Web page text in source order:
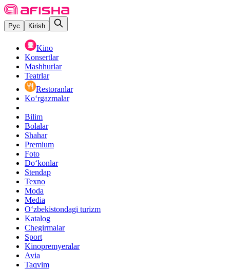
Рус Kirish
Kino
Konsertlar
Mashhurlar
Teatrlar
Restoranlar
Ko‘rgazmalar
Bilim
Bolalar
Shahar
Premium
Foto
Do‘konlar
Stendap
Texno
Moda
Media
O‘zbekistondagi turizm
Katalog
Chegirmalar
Sport
Kinopremyeralar
Avia
Taqvim